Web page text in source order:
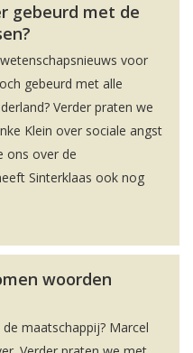
gebeurd met de
voor
gebeurd met alle
Verder praten we
Klein over sociale angst
ons over de
Sinterklaas ook nog
woorden
maatschappij? Marcel